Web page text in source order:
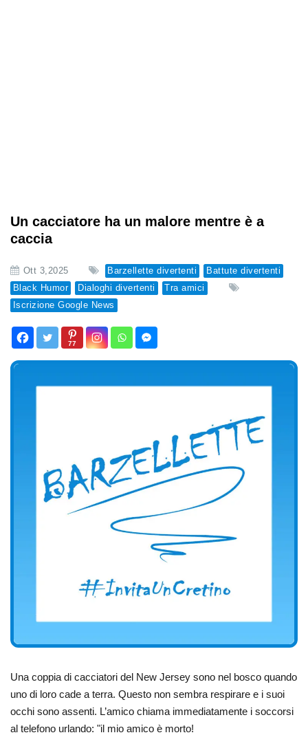
Un cacciatore ha un malore mentre è a
caccia
Ott 3,2025 Barzellette divertenti
Battute divertenti
Black Humor
Dialoghi divertenti
Tra amici
Iscrizione Google News
77
Una coppia di cacciatori del New Jersey sono nel bosco quando
uno di loro cade a terra. Questo non sembra respirare e i suoi
occhi sono assenti. L’amico chiama immediatamente i soccorsi
al telefono urlando: "il mio amico è morto!